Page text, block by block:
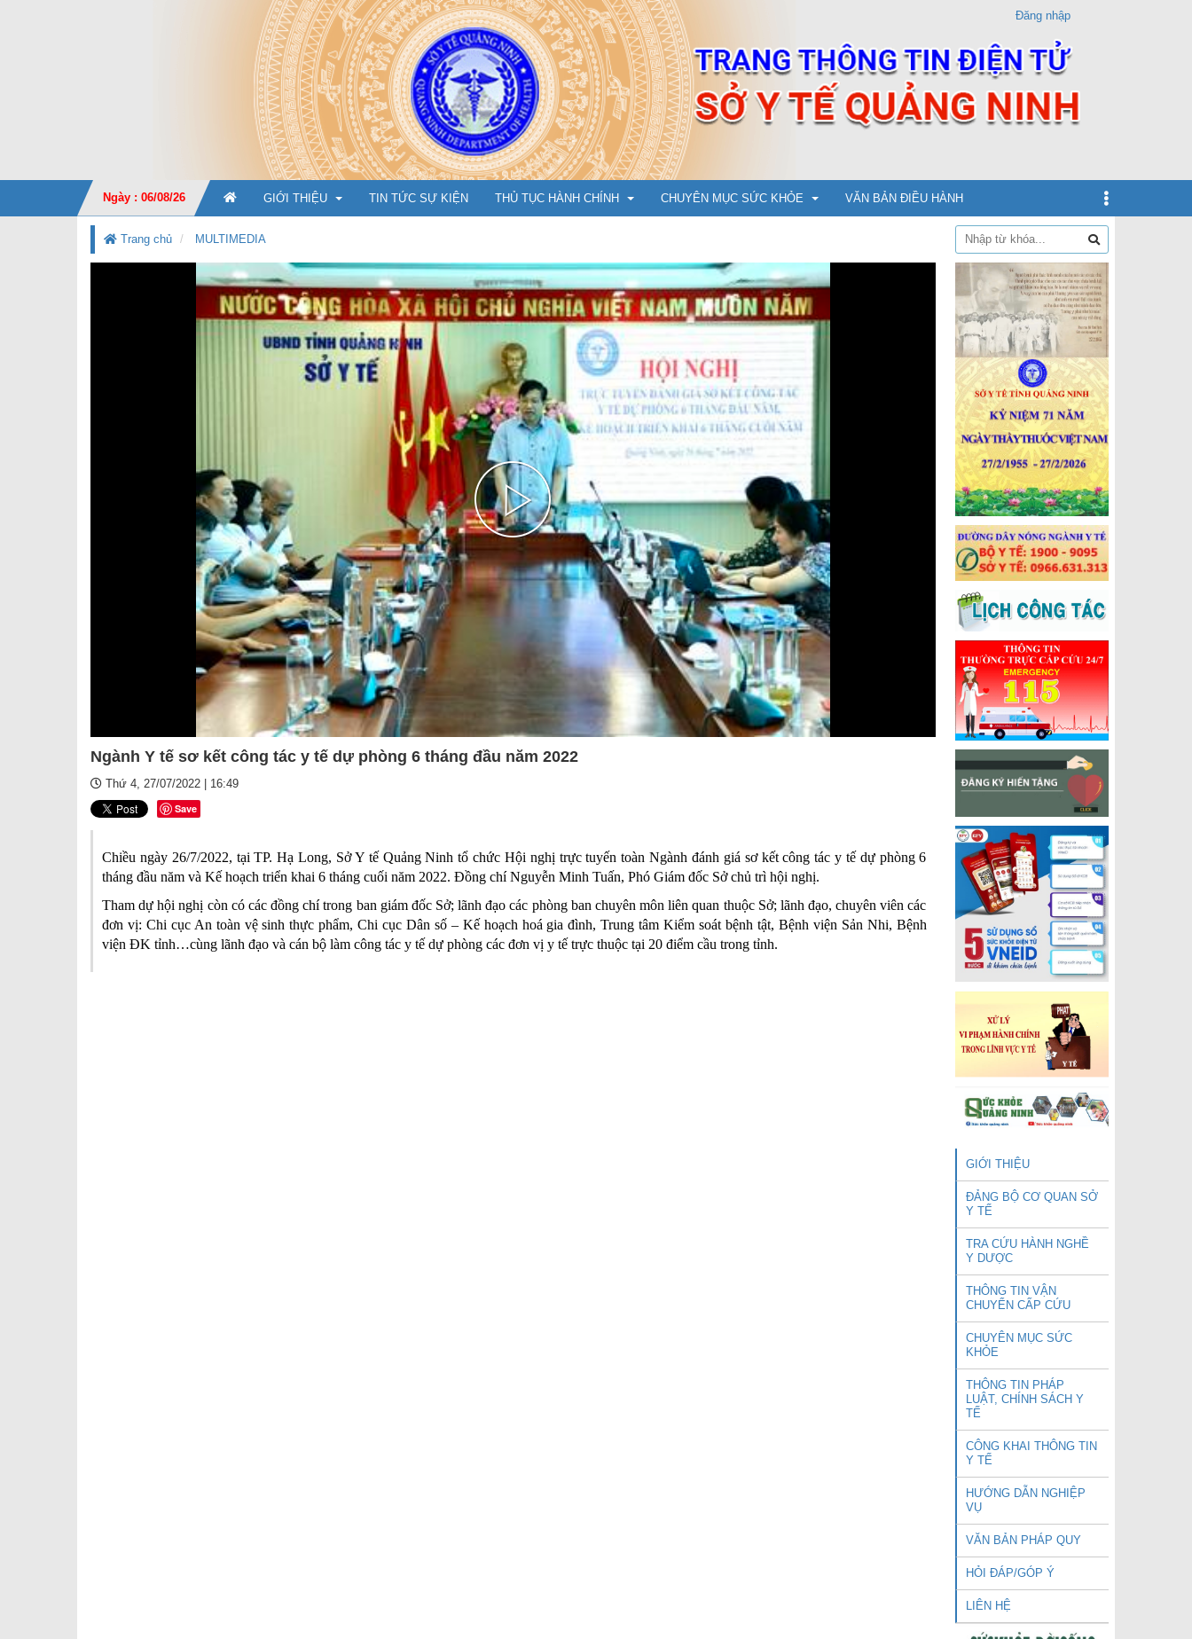
Đăng nhập
Ngày : 06/08/26 GIỚI THIỆU
GIỚI THIỆU CHUNG
CHỨC NĂNG, NHIỆM VỤ
TỔ CHỨC BỘ MÁYBan Giám đốc
Văn phòng
Nghiệp vụ Y
Nghiệp vụ Dược
Kế hoạch tài chính
Phòng Dân số và Phát triển
Phòng Bảo trợ xã hội và Trẻ em
Cơ quan, đơn vị trực thuộc
KẾ HOẠCH PHÁT TRIỂN
SƠ ĐỒ TỔ CHỨC BỘ MÁY
LỊCH SỬ Y TẾ QUẢNG NINH
QUY CHẾ LÀM VIỆC SỞ Y TẾ
TIN TỨC SỰ KIỆN THỦ TỤC HÀNH CHÍNH
Y Dược cổ truyền
Dân số, Bà mẹ - Trẻ em
Bảo trợ xã hội
Tổ chức cán bộ, Thi đua khen thưởng
Bảo hiểm Y tế
Phòng chống tệ nạn xã hội
An toàn vệ sinh thực phẩm
Khám chữa bệnh
Dược và Mỹ phẩm
Phòng bệnh
Tài chính kế toán
Trang thiết bị y tế
Tổ chức cán bộ
Giám định
CHUYÊN MỤC SỨC KHỎE
Cẩm nang phòng chống dịch
An toàn tiêm chủng vắc xin
Hướng dẫn tiêm cho trẻ từ 5 - dưới 12 tuổi
Chuyện cùng bác sỹ
Hiên mô, tạng
VĂN BẢN ĐIỀU HÀNH
Trang chủ MULTIMEDIA
Play
Video
Ngành Y tế sơ kết công tác y tế dự phòng 6 tháng đầu năm 2022
Thứ 4, 27/07/2022 | 16:49
Save
Chiều ngày 26/7/2022, tại TP. Hạ Long, Sở Y tế Quảng Ninh tổ chức Hội nghị trực tuyến toàn Ngành đánh giá sơ kết công tác y tế dự phòng 6
tháng đầu năm và Kế hoạch triển khai 6 tháng cuối năm 2022. Đồng chí Nguyễn Minh Tuấn, Phó Giám đốc Sở chủ trì hội nghị.
Tham dự hội nghị còn có các đồng chí trong ban giám đốc Sở; lãnh đạo các phòng ban chuyên môn liên quan thuộc Sở; lãnh đạo, chuyên viên các
đơn vị: Chi cục An toàn vệ sinh thực phẩm, Chi cục Dân số – Kế hoạch hoá gia đình, Trung tâm Kiểm soát bệnh tật, Bệnh viện Sản Nhi, Bệnh
viện ĐK tỉnh…cùng lãnh đạo và cán bộ làm công tác y tế dự phòng các đơn vị y tế trực thuộc tại 20 điểm cầu trong tỉnh.
GIỚI THIỆU
ĐẢNG BỘ CƠ QUAN SỞ
Y TẾ
TRA CỨU HÀNH NGHỀ
Y DƯỢC
THÔNG TIN VẬN
CHUYỂN CẤP CỨU
CHUYÊN MỤC SỨC
KHỎE
THÔNG TIN PHÁP
LUẬT, CHÍNH SÁCH Y
TẾ
CÔNG KHAI THÔNG TIN
Y TẾ
HƯỚNG DẪN NGHIỆP
VỤ
VĂN BẢN PHÁP QUY
HỎI ĐÁP/GÓP Ý
LIÊN HỆ